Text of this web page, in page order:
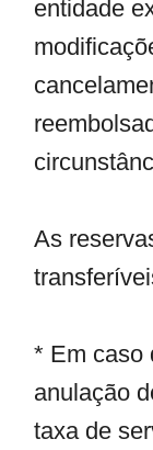
entidade
As
* Em caso
anulação
taxa de